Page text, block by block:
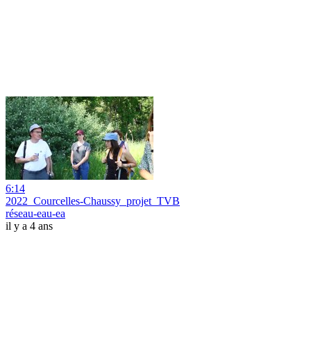
6:14
2022_Courcelles-Chaussy_projet_TVB
réseau-eau-ea
il y a 4 ans